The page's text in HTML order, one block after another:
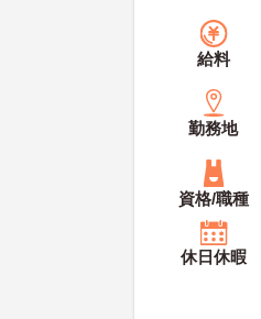
給料
勤務地
資格/職種
休日休暇